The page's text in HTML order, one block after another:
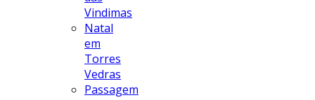
Vindimas
Natal
em
Torres
Vedras
Passagem